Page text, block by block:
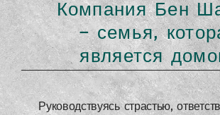
Компания Бен
— семья,
является
Руководствуясь страстью,